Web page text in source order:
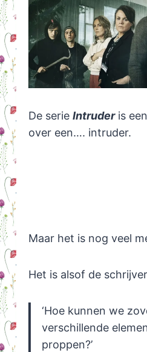
De serie Intruderis
over een…. intruder.
Maar het is nog veel
Het is alsof de
‘Hoe kunnen we
verschillende
proppen?’